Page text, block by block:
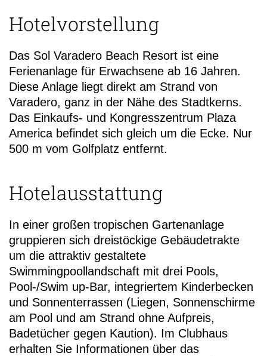
Hotelvorstellung
Das Sol Varadero Beach Resort ist eine
Ferienanlage für Erwachsene ab 16 Jahren.
Diese Anlage liegt direkt am Strand von
Varadero, ganz in der Nähe des Stadtkerns.
Das Einkaufs- und Kongresszentrum Plaza
America befindet sich gleich um die Ecke. Nur
500 m vom Golfplatz entfernt.
Hotelausstattung
In einer großen tropischen Gartenanlage
gruppieren sich dreistöckige Gebäudetrakte
um die attraktiv gestaltete
Swimmingpoollandschaft mit drei Pools,
Pool-/Swim up-Bar, integriertem Kinderbecken
und Sonnenterrassen (Liegen, Sonnenschirme
am Pool und am Strand ohne Aufpreis,
Badetücher gegen Kaution). Im Clubhaus
erhalten Sie Informationen über das